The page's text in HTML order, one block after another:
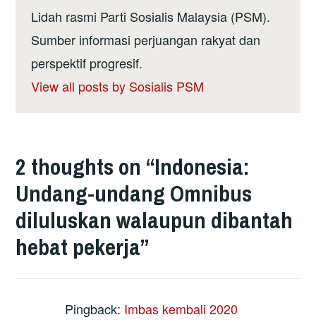
Lidah rasmi Parti Sosialis Malaysia (PSM).
Sumber informasi perjuangan rakyat dan
perspektif progresif.
View all posts by Sosialis PSM
2 thoughts on “Indonesia:
Undang-undang Omnibus
diluluskan walaupun dibantah
hebat pekerja”
Pingback: Imbas kembali 2020